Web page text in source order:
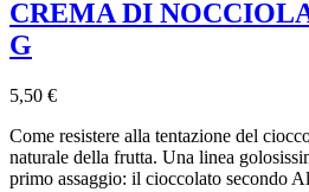
CREMA DI
G
5,50 €
Come resistere alla tentazione del
naturale della frutta. Una linea
primo assaggio: il cioccolato secondo